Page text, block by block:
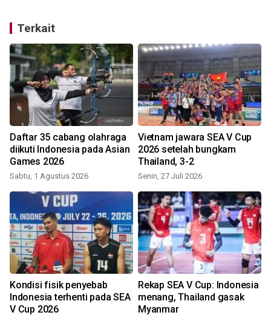
Terkait
Daftar 35 cabang olahraga
diikuti Indonesia pada Asian
Games 2026
Sabtu, 1 Agustus 2026
Vietnam jawara SEA V Cup
2026 setelah bungkam
Thailand, 3-2
Senin, 27 Juli 2026
Kondisi fisik penyebab
Indonesia terhenti pada SEA
V Cup 2026
Rekap SEA V Cup: Indonesia
menang, Thailand gasak
Myanmar